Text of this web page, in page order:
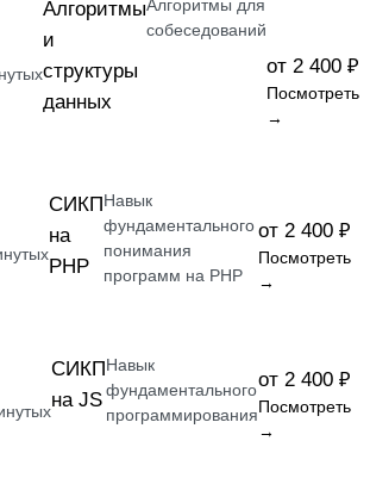
Алгоритмы
и
структуры
данных
Алгоритмы для
собеседований
от 2 400 ₽
Посмотреть
→
СИКП
на
PHP
Навык
фундаментального
понимания
программ на PHP
от 2 400 ₽
Посмотреть
→
СИКП
на JS
Навык
фундаментального
программирования
от 2 400 ₽
Посмотреть
→